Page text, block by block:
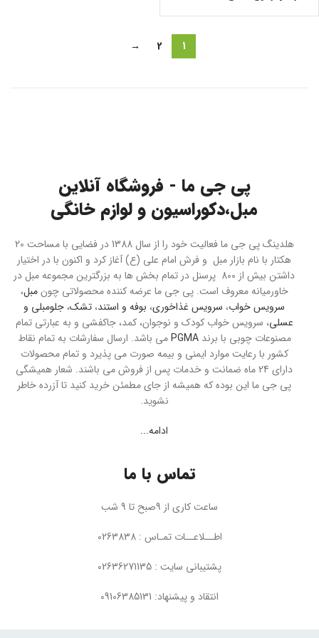
1
2
→
پی جی ما - فروشگاه آنلاین
مبل،دکوراسیون و لوازم خانگی
هلدینگ پی جی ما فعالیت خود را از سال 1388 در فضایی با مساحت 20
هکتار با نام بازار مبل و فرش امام علی (ع) آغاز کرد و اکنون با در اختیار
داشتن بیش از 800 پرسنل در تمام بخش ها به بزرگترین مجموعه مبل در
خاورمیانه معروف است. پی جی ما عرضه کننده محصولاتی چونمبل،
سرویس خواب، سرویس غذاخوری، بوفه و استند، تشک، جلومبلی و
عسلی، سرویس خواب کودک و نوجوان، کمد، جاکفشی و به عبارتی تمام
مصنوعات چوبی با برندPGMAمی باشد. ارسال سفارشات به تمام نقاط
کشور با رعایت موارد ایمنی و بیمه صورت می پذیرد و تمام محصولات
دارای 24 ماه ضمانت و خدمات پس از فروش می باشند. شعار همیشگی
پی جی ما این بوده که همیشه از جای مطمئن خرید کنید تا آزرده خاطر
نشوید.
ادامه...
تماس با ما
ساعت کاری از 9صبح تا 9 شب
اطــلاعــات تمـاس : 0263838
پشتیبانی سایت : 02636271135
انتقاد و پیشنهاد: 09106385131